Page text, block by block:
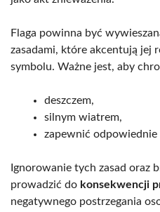
Flaga powinna być
zasadami, które akcentują jej
symbolu. Ważne jest, aby
deszczem,
silnym wiatrem,
zapewnić
Ignorowanie tych zasad oraz
prowadzić do konsekwencji
negatywnego postrzegania